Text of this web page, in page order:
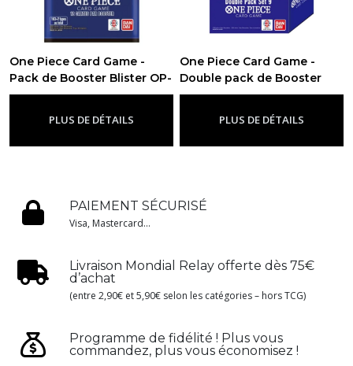
One Piece Card Game -
Pack de Booster Blister OP-
14 Les Sept de la Mer d'Azur
Op14 - Les Sept De La Mer
PLUS DE DÉTAILS
One Piece Card Game -
Double pack de Booster
OP-14 Les Sept de la Mer
Op14 - Les Sept De
La Mer D'azurPLUS DE DÉTAILS
PAIEMENT SÉCURISÉ
Visa, Mastercard...
Livraison Mondial Relay offerte dès 75€
d’achat
(entre 2,90€ et 5,90€ selon les catégories – hors TCG)
Programme de fidélité ! Plus vous
commandez, plus vous économisez !